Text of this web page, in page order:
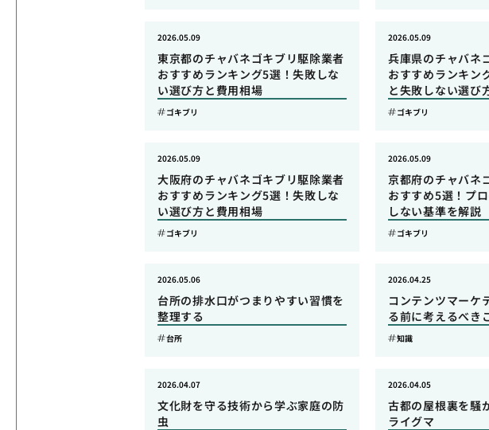
東京都のチャバネゴキブリ駆除業者
おすすめランキング5選！失敗しな
い選び方と費用相場
2026.05.09
ゴキブリ
兵庫県のチャバネ
おすすめランキン
と失敗しない選び
2026.05.09
ゴキブリ
大阪府のチャバネゴキブリ駆除業者
おすすめランキング5選！失敗しな
い選び方と費用相場
2026.05.09
ゴキブリ
京都府のチャバネ
おすすめ5選！プ
しない基準を解説
2026.05.09
ゴキブリ
台所の排水口がつまりやすい習慣を
整理する
2026.05.06
台所
コンテンツマーケ
る前に考えるべき
2026.04.25
知識
文化財を守る技術から学ぶ家庭の防
虫
2026.04.07
古都の屋根裏を騒
ライグマ
2026.04.05